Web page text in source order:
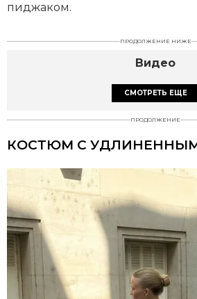
пиджаком.
ПРОДОЛЖЕНИЕ НИЖЕ
Видео
СМОТРЕТЬ ЕЩЕ
ПРОДОЛЖЕНИЕ
КОСТЮМ С